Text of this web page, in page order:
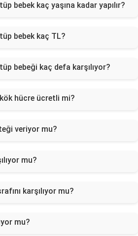
bebek kaç yaşına kadar yapılır?
bebek kaç TL?
bebeği kaç defa karşılıyor?
hücre ücretli mi?
veriyor mu?
mu?
karşılıyor mu?
mu?